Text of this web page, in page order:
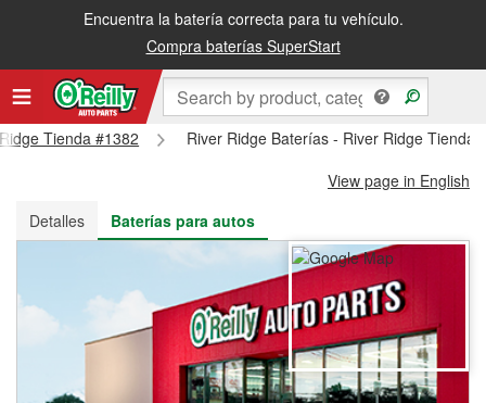
Encuentra la batería correcta para tu vehículo.
Compra baterías SuperStart
Recibe tu orden gratis al día siguiente o recógela en la tienda
Tienda #1382
River Ridge Baterías - River Ridge Tienda
View page in English
Detalles
Baterías para autos